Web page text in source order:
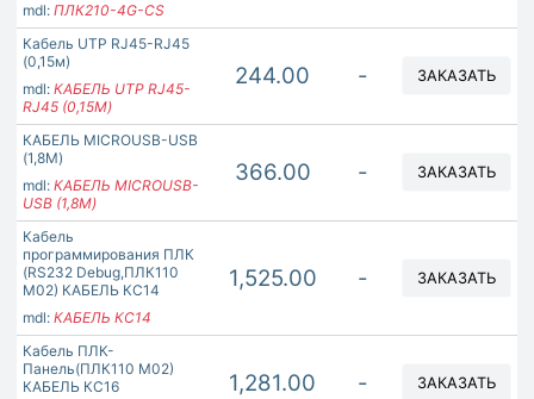
mdl: ПЛК210-4G-CS
Кабель UTP RJ45-RJ45
(0,15м)
mdl: КАБЕЛЬ UTP RJ45-
RJ45 (0,15М)
244.00 - ЗАКАЗАТЬ
КАБЕЛЬ MICROUSB-USB
(1,8М)
mdl: КАБЕЛЬ MICROUSB-
USB (1,8М)
366.00 - ЗАКАЗАТЬ
Кабель
программирования ПЛК
(RS232 Debug,ПЛК110
М02) КАБЕЛЬ КС14
mdl: КАБЕЛЬ КС14
1,525.00 - ЗАКАЗАТЬ
Кабель ПЛК-
Панель(ПЛК110 М02)
КАБЕЛЬ КС16
1,281.00 - ЗАКАЗАТЬ